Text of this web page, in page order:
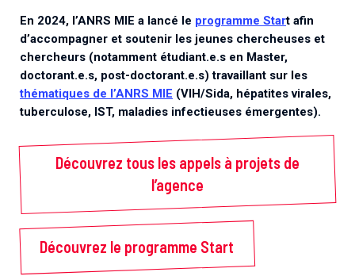
En 2024, l’ANRS MIE a lancé le programme Start afin
d’accompagner et soutenir les jeunes chercheuses et
chercheurs (notamment étudiant.e.s en Master,
doctorant.e.s, post-doctorant.e.s) travaillant sur les
thématiques de l’ANRS MIE (VIH/Sida, hépatites virales,
tuberculose, IST, maladies infectieuses émergentes).
Découvrez tous les appels à projets de
l’agence
Découvrez le programme Start